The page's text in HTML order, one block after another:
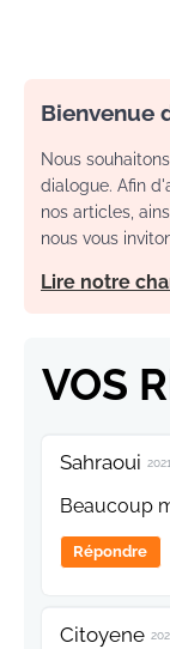
Bienvenue
Nous
dialogue. Afin
nos articles,
nous vous
Lire notre
VOS
Sahraoui
Beaucoup
Répondre
Citoyene